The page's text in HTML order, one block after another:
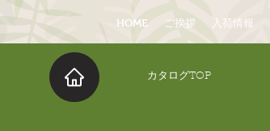
HOME ご挨拶 入荷情報
​カタログTOP